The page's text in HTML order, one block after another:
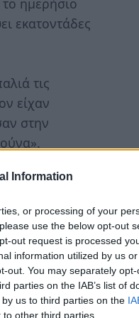
Information
or processing of your
use the below opt-out
out request is processed
information utilized by us
out. You may separately
parties on the IAB’s list of
us to third parties on the
other third parties.
εκατοντάδες
τις
είχαν
στην
276 ήταν
οι αχινοί
για